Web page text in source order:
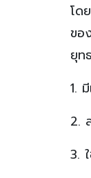
โด
ขอ
ยุท
1.
2.
3.